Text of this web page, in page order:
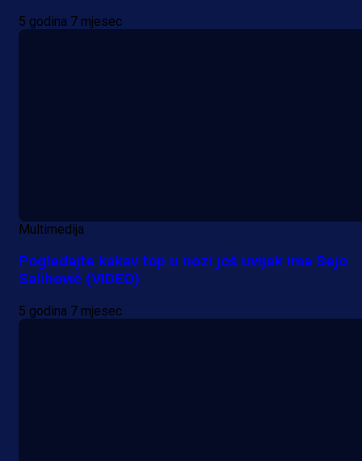
5 godina 7 mjesec
Multimedija
Pogledajte kakav top u nozi još uvijek ima Sejo
Salihović (VIDEO)
5 godina 7 mjesec